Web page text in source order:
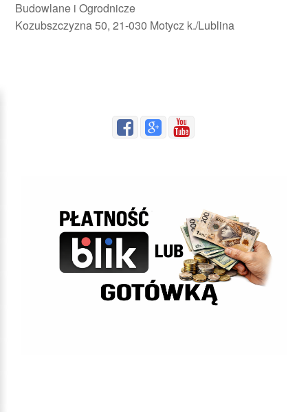
Budowlane i Ogrodnicze
Kozubszczyzna 50, 21-030 Motycz k./Lublina